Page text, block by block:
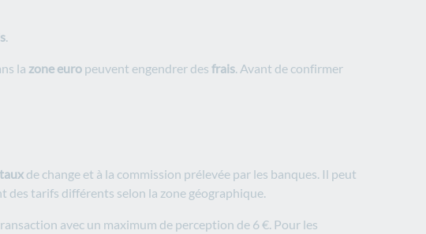
.
la zone euro peuvent engendrer des frais. Avant de confirmer
taux de change et à la commission prélevée par les banques. Il peut
des tarifs différents selon la zone géographique.
avec un maximum de perception de 6 €. Pour les